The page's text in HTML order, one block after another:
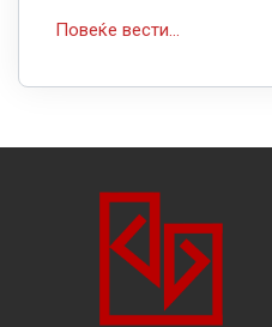
Повеќе вести...